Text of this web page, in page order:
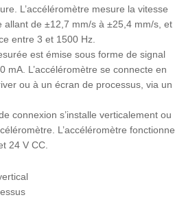
L’accéléromètre mesure la vitesse
allant de ±12,7 mm/s à ±25,4 mm/s, et
entre 3 et 1500 Hz.
est émise sous forme de signal
mA. L’accéléromètre se connecte en
ou à un écran de processus, via un
connexion s’installe verticalement ou
L’accéléromètre fonctionne
24 V CC.